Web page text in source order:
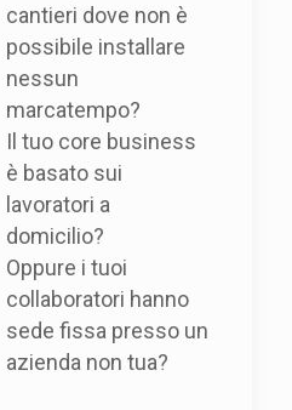
cantieri dove non è
possibile installare
nessun
marcatempo?
Il tuo core business
è basato sui
lavoratori a
domicilio?
Oppure i tuoi
collaboratori hanno
sede fissa presso un
azienda non tua?